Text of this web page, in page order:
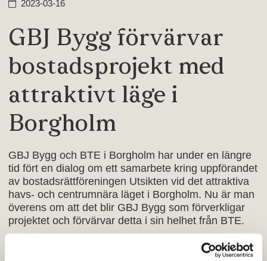
2023-03-16
GBJ Bygg förvärvar
bostadsprojekt med
attraktivt läge i
Borgholm
GBJ Bygg och BTE i Borgholm har under en längre
tid fört en dialog om ett samarbete kring uppförandet
av bostadsrättföreningen Utsikten vid det attraktiva
havs- och centrumnära läget i Borgholm. Nu är man
överens om att det blir GBJ Bygg som förverkligar
projektet och förvärvar detta i sin helhet från BTE.